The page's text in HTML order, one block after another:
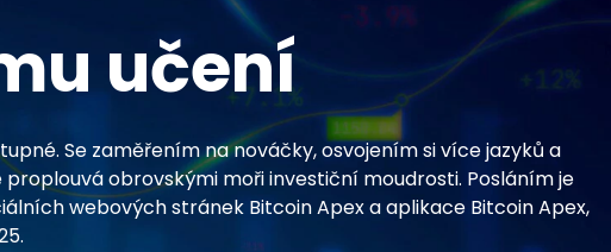
učení
Se zaměřením na nováčky, osvojením si více jazyků a
obrovskými moři investiční moudrosti. Posláním je
webových stránek Bitcoin Apex a aplikace Bitcoin Apex,